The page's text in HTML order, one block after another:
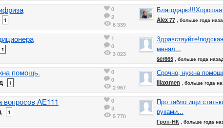
1
0
2
6 339
Благодарю!!!Хорошая
Alex 77 ,больше года
1
1
0
3 023
менял...
ser665 ,больше года
помощь.
1
0
0
2 967
Срочно, нужна
IIIaxtmen ,больше года
вопросов АЕ111
1
0
3
5 770
Про табло ищи
руками...
Грон-НК ,больше года